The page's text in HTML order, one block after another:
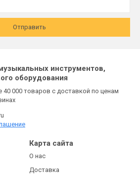
Отправить
инструментов,
оборудования
40 000 товаров с доставкой по ценам
Карта сайта
О нас
Доставка